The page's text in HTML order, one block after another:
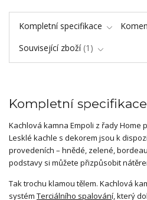
Kompletní specifikace
Související zboží 1
Kompletní specifikace
Kachlová kamna Empoli z řady Home
Lesklé kachle s dekorem jsou k
provedeních – hnědé, zelené,
podstavy si můžete přizpůsobit
Tak trochu klamou tělem. Kachlová
systém Terciálního spalování, který